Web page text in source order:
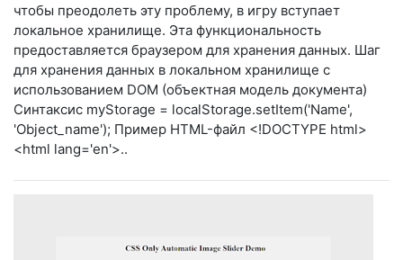
чтобы преодолеть эту проблему, в игру вступает
локальное хранилище. Эта функциональность
предоставляется браузером для хранения данных. Шаг
для хранения данных в локальном хранилище с
использованием DOM (объектная модель документа)
Синтаксис myStorage = localStorage.setItem('Name',
'Object_name'); Пример HTML-файл <!DOCTYPE html>
<html lang='en'>..